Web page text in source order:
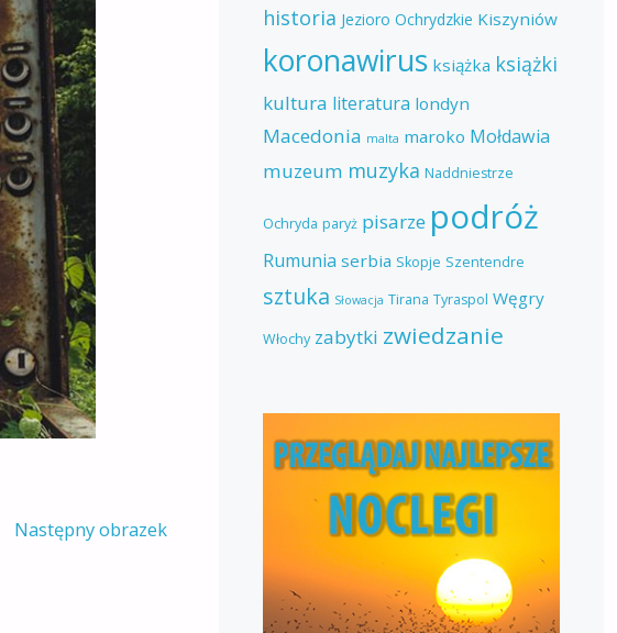
Następny obrazek
historia Jezioro Ochrydzkie Kiszyniów
koronawirus książka książki
kultura literatura londyn
Macedonia malta maroko Mołdawia
muzeum muzyka Naddniestrze
Ochryda paryż pisarze podróż
Rumunia serbia Skopje Szentendre
sztuka Słowacja Tirana Tyraspol Węgry
Włochy zabytki zwiedzanie